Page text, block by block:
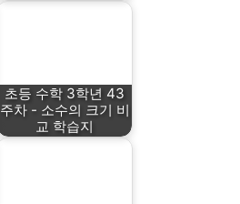
초등 수학 3학년 43
주차 - 소수의 크기 비
교 학습지